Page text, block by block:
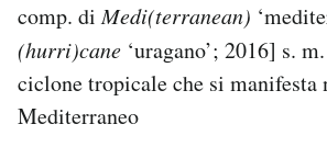
comp. diMedi(terranean)
(hurri)cane ‘uragano’; 2016] s.
ciclone tropicale che si manifesta
Mediterraneo